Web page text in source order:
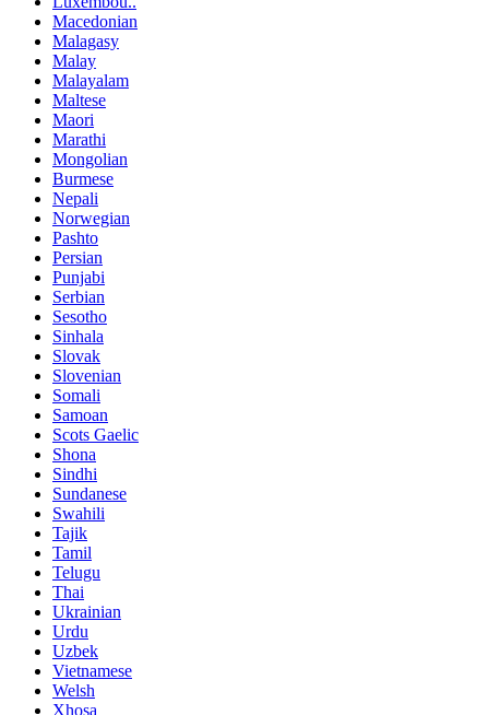
Macedonian
Malagasy
Malay
Malayalam
Maltese
Maori
Marathi
Mongolian
Burmese
Nepali
Norwegian
Pashto
Persian
Punjabi
Serbian
Sesotho
Sinhala
Slovak
Slovenian
Somali
Samoan
Scots Gaelic
Shona
Sindhi
Sundanese
Swahili
Tajik
Tamil
Telugu
Thai
Ukrainian
Urdu
Uzbek
Vietnamese
Welsh
Xhosa